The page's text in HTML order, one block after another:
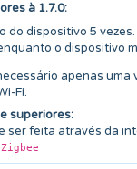
à 1.7.0:
do dispositivo 5 vezes.
o dispositivo
apenas
Fi.
superiores:
ser feita através da